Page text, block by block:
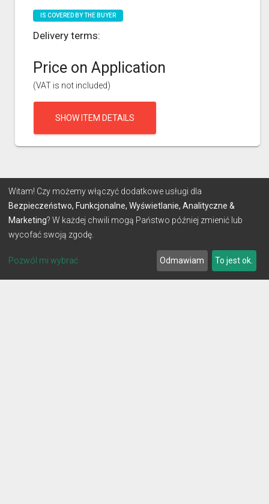
IS COVERED BY THE BUYER
Delivery terms:
Price on Application
(VAT is not included)
SHOW ITEM DETAILS
Witam! Czy możemy włączyć dodatkowe usługi dla
Bezpieczeństwo, Funkcjonalne, Wyświetlanie, Analityczne &
Marketing? W każdej chwili mogą Państwo później zmienić lub
wycofać swoją zgodę.
Pozwól mi wybrać Odmawiam To jest ok.